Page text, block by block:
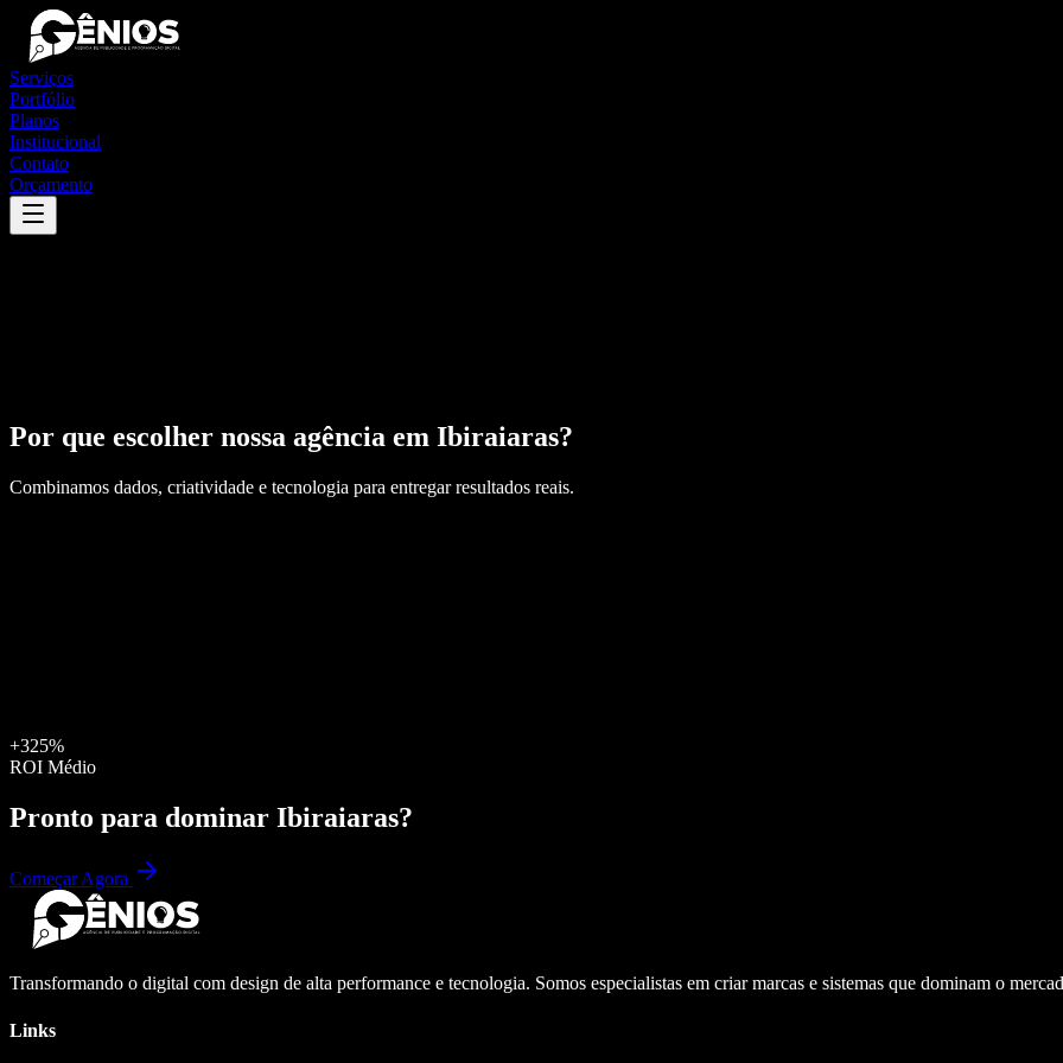
Serviços
Portfólio
Planos
Institucional
Contato
Orçamento
Por que escolher nossa agência em Ibiraiaras?
Combinamos dados, criatividade e tecnologia para entregar resultados reais.
+325%
ROI Médio
Pronto para dominar Ibiraiaras?
Começar Agora
Transformando o digital com design de alta performance e tecnologia. Somos especialistas em criar marcas e sistemas que dominam o
Links